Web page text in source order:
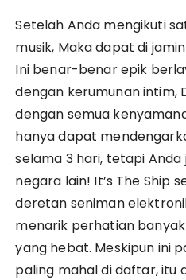
Setelah Anda mengikuti
musik, Maka dapat di
Ini benar-benar epik
dengan kerumunan intim,
dengan semua
hanya dapat
selama 3 hari, tetapi
negara lain! It’s The Ship
deretan seniman
menarik perhatian
yang hebat. Meskipun ini
paling mahal di daftar, itu